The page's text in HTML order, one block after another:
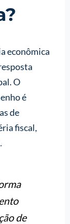
econômica
O
é
de
fiscal,
de